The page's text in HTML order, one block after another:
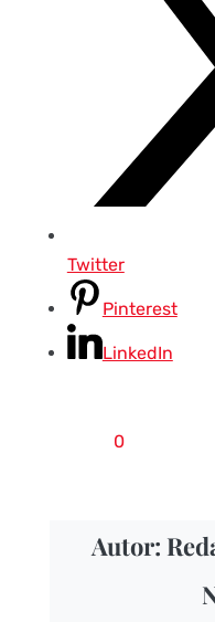
Twitter
Pinterest
LinkedIn
0
Autor: